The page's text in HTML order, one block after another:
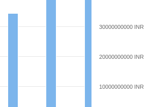
10000000000 INR
20000000000 INR
30000000000 INR